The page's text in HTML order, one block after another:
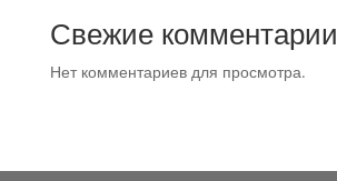
Свежие комментарии
Нет комментариев для просмотра.